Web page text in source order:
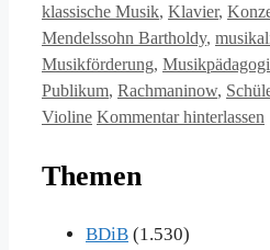
klassische Musik, Klavier,
Mendelssohn Bartholdy,
Musikförderung,
Publikum, Rachmaninow,
Violine Kommentar hinterlassen
Themen
BDiB (1.530)